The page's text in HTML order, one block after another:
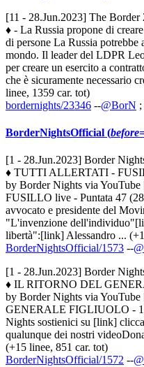
[11 - 28.Jun.2023] The Border
♦ - La Russia propone di
di persone La Russia potrebbe
mondo. Il leader del LDPR
per creare un esercito a
che è sicuramente necessario
linee, 1359 car. tot)
bordernights/23346 --@BorN ;
BorderNightsOfficial (
[1 - 28.Jun.2023] Border
♦ TUTTI ALLERTATI -
by Border Nights via
FUSILLO live - Puntata 47
avvocato e presidente del
"L'invenzione
libertà":[link] Alessandro ...
BorderNightsOfficial/1573 --
[1 - 28.Jun.2023] Border
♦ IL RITORNO DEL
by Border Nights via
GENERALE FIGLIUOLO - 1
Nights sostienici su [link]
qualunque dei nostri
(+15 linee, 851 car. tot)
BorderNightsOfficial/1572 --